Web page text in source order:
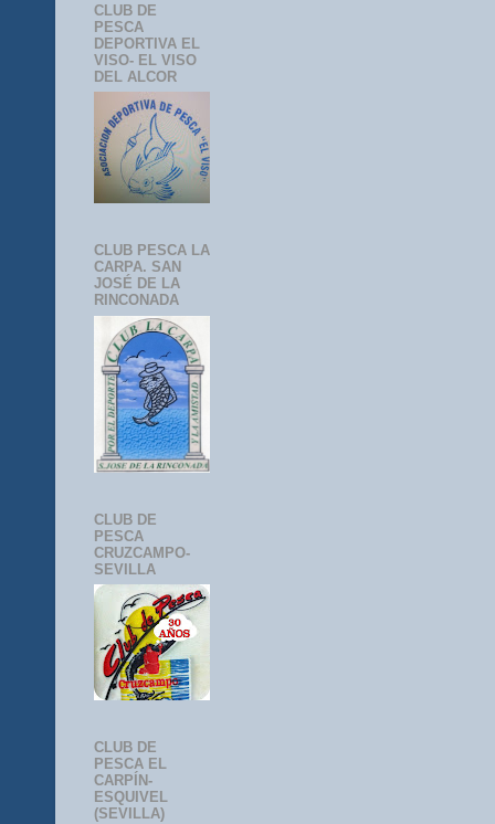
CLUB DE
PESCA
DEPORTIVA EL
VISO- EL VISO
DEL ALCOR
CLUB PESCA LA
CARPA. SAN
JOSÉ DE LA
RINCONADA
CLUB DE
PESCA
CRUZCAMPO-
SEVILLA
CLUB DE
PESCA EL
CARPÍN-
ESQUIVEL
(SEVILLA)